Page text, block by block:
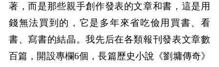
著，而是那些親手創作發表的文章和書，這是用
錢無法買到的，它是多年來省吃儉用買書、看
書、寫書的結晶。我先后在各類報刊發表文章數
百篇，開設專欄6個，長篇歷史小說《劉墉傳奇》